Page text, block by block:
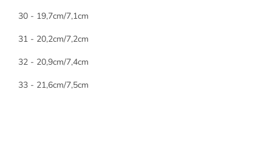
30 - 19,7cm/7,1cm
31 - 20,2cm/7,2cm
32 - 20,9cm/7,4cm
33 - 21,6cm/7,5cm